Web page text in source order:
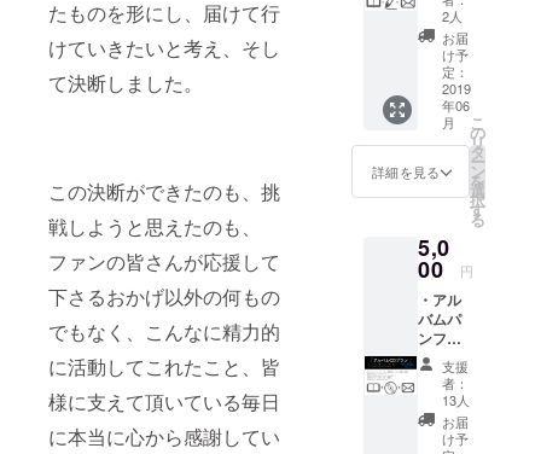
たものを形にし、届けて行
けていきたいと考え、そし
て決断しました。
この決断ができたのも、挑
戦しようと思えたのも、
ファンの皆さんが応援して
下さるおかげ以外の何もの
でもなく、こんなに精力的
に活動してこれたこと、皆
様に支えて頂いている毎日
に本当に心から感謝してい
くださ
い。 ※
アルバ
ムパン
フレッ
ト本体
はリ
ターン
に含ま
ご了承
下さ
者とし
てお名
前を記
載 ・
メール
にてお
礼の
メッ
セージ
・サイ
ン入り
ムパン
フレッ
ト ・先
行リ
リース
イベン
トにご
招待 ※
支援時
に必ず
備考欄
2人
お届
け予
定：
2019
年06
月
詳細を見る
こ
の
リ
タ
ー
ン
を
選
択
す
る
5,0
00 円
・アル
バムパ
ンフ
レット
に協賛
者とし
てお名
前を記
支援
者：
13人
お届
け予